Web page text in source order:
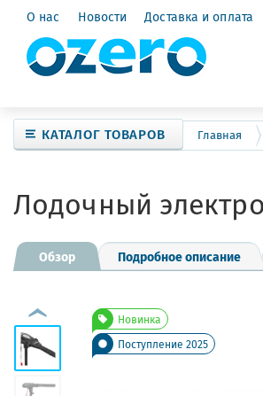
О нас Новости Доставка и оплата
КАТАЛОГ ТОВАРОВ Главная
Лодочный
Обзор Подробное описание
Новинка
Поступление 2025